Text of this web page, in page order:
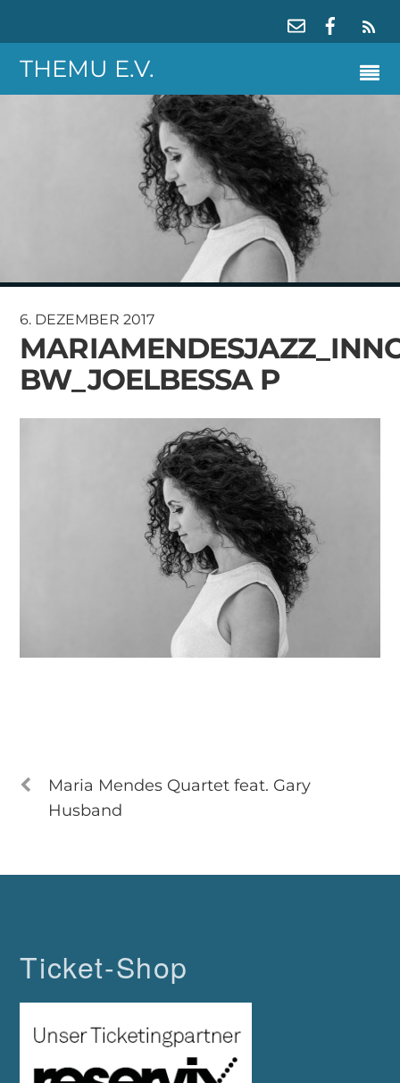
THEMU E.V.
6. DEZEMBER 2017
BW_JOELBESSA P
Maria Mendes Quartet feat. Gary
Husband
Ticket-Shop